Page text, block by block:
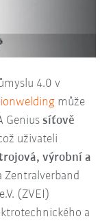
4.0 v
může
Geniussíťově
uživateli
výrobní a
Zentralverband
(ZVEI)
a